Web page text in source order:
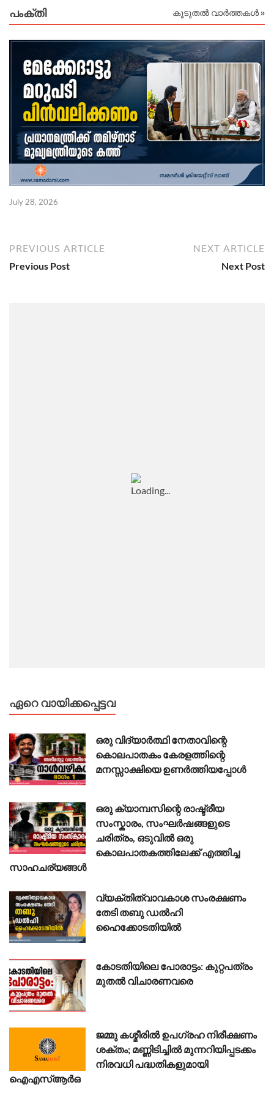
പംക്തി കൂടുതൽ വാർത്തകൾ »
July 28, 2026
PREVIOUS ARTICLE
Previous Post
NEXT ARTICLE
Next Post
ഏറെ വായിക്കപ്പെട്ടവ
ഒരു വിദ്യാർത്ഥി നേതാവിന്റെ
കൊലപാതകം കേരളത്തിന്റെ
മനസ്സാക്ഷിയെ ഉണർത്തിയപ്പോൾ
ഒരു ക്യാമ്പസിന്റെ രാഷ്ട്രീയ
സംസ്കാരം, സംഘർഷങ്ങളുടെ
ചരിത്രം, ഒടുവിൽ ഒരു
കൊലപാതകത്തിലേക്ക് എത്തിച്ച
സാഹചര്യങ്ങൾ
വ്യക്തിത്വാവകാശ സംരക്ഷണം
തേടി തബു ഡൽഹി
ഹൈക്കോടതിയിൽ
കോടതിയിലെ പോരാട്ടം: കുറ്റപത്രം
മുതൽ വിചാരണവരെ
ജമ്മു കശ്മീരിൽ ഉപഗ്രഹ നിരീക്ഷണം
ശക്തം; മണ്ണിടിച്ചിൽ മുന്നറിയിപ്പടക്കം
നിരവധി പദ്ധതികളുമായി
ഐഎസ്ആർഒ